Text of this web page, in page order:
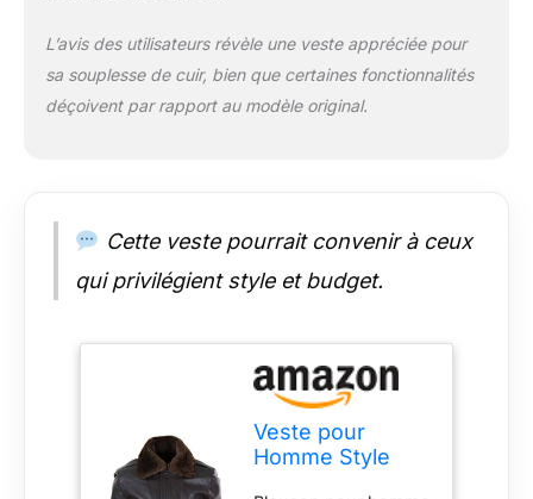
L’avis des utilisateurs révèle une veste appréciée pour
sa souplesse de cuir, bien que certaines fonctionnalités
déçoivent par rapport au modèle original.
Cette veste pourrait convenir à ceux
qui privilégient style et budget.
Veste pour
Homme Style